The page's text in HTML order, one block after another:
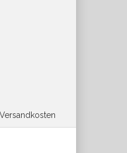
Versandkosten